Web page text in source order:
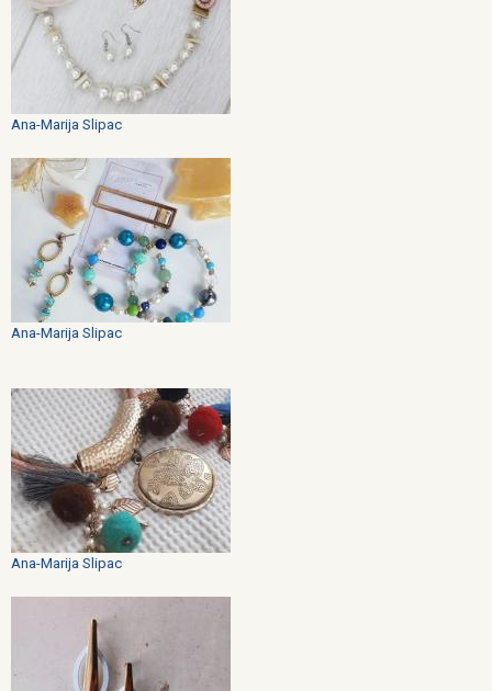
Ana-Marija Slipac
Ana-Marija Slipac
Ana-Marija Slipac